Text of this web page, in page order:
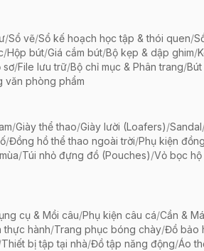
/Sổ vẽ/Sổ kế hoạch học tập & thói quen/
/Hộp bút/Giá cắm bút/Bộ kẹp & dập ghim/
sơ/File lưu trữ/Bộ chỉ mục & Phân trang/Bút
văn phòng phẩm
/Giày thể thao/Giày lười (Loafers)/Sandal
/Đồng hồ thể thao ngoài trời/Phụ kiện
/Túi nhỏ đựng đồ (Pouches)/Vỏ bọc hộ
cụ & Mồi câu/Phụ kiện câu cá/Cần &
thực hành/Trang phục bóng chày/Đồ bảo
Thiết bị tập tại nhà/Đồ tập năng động/Áo